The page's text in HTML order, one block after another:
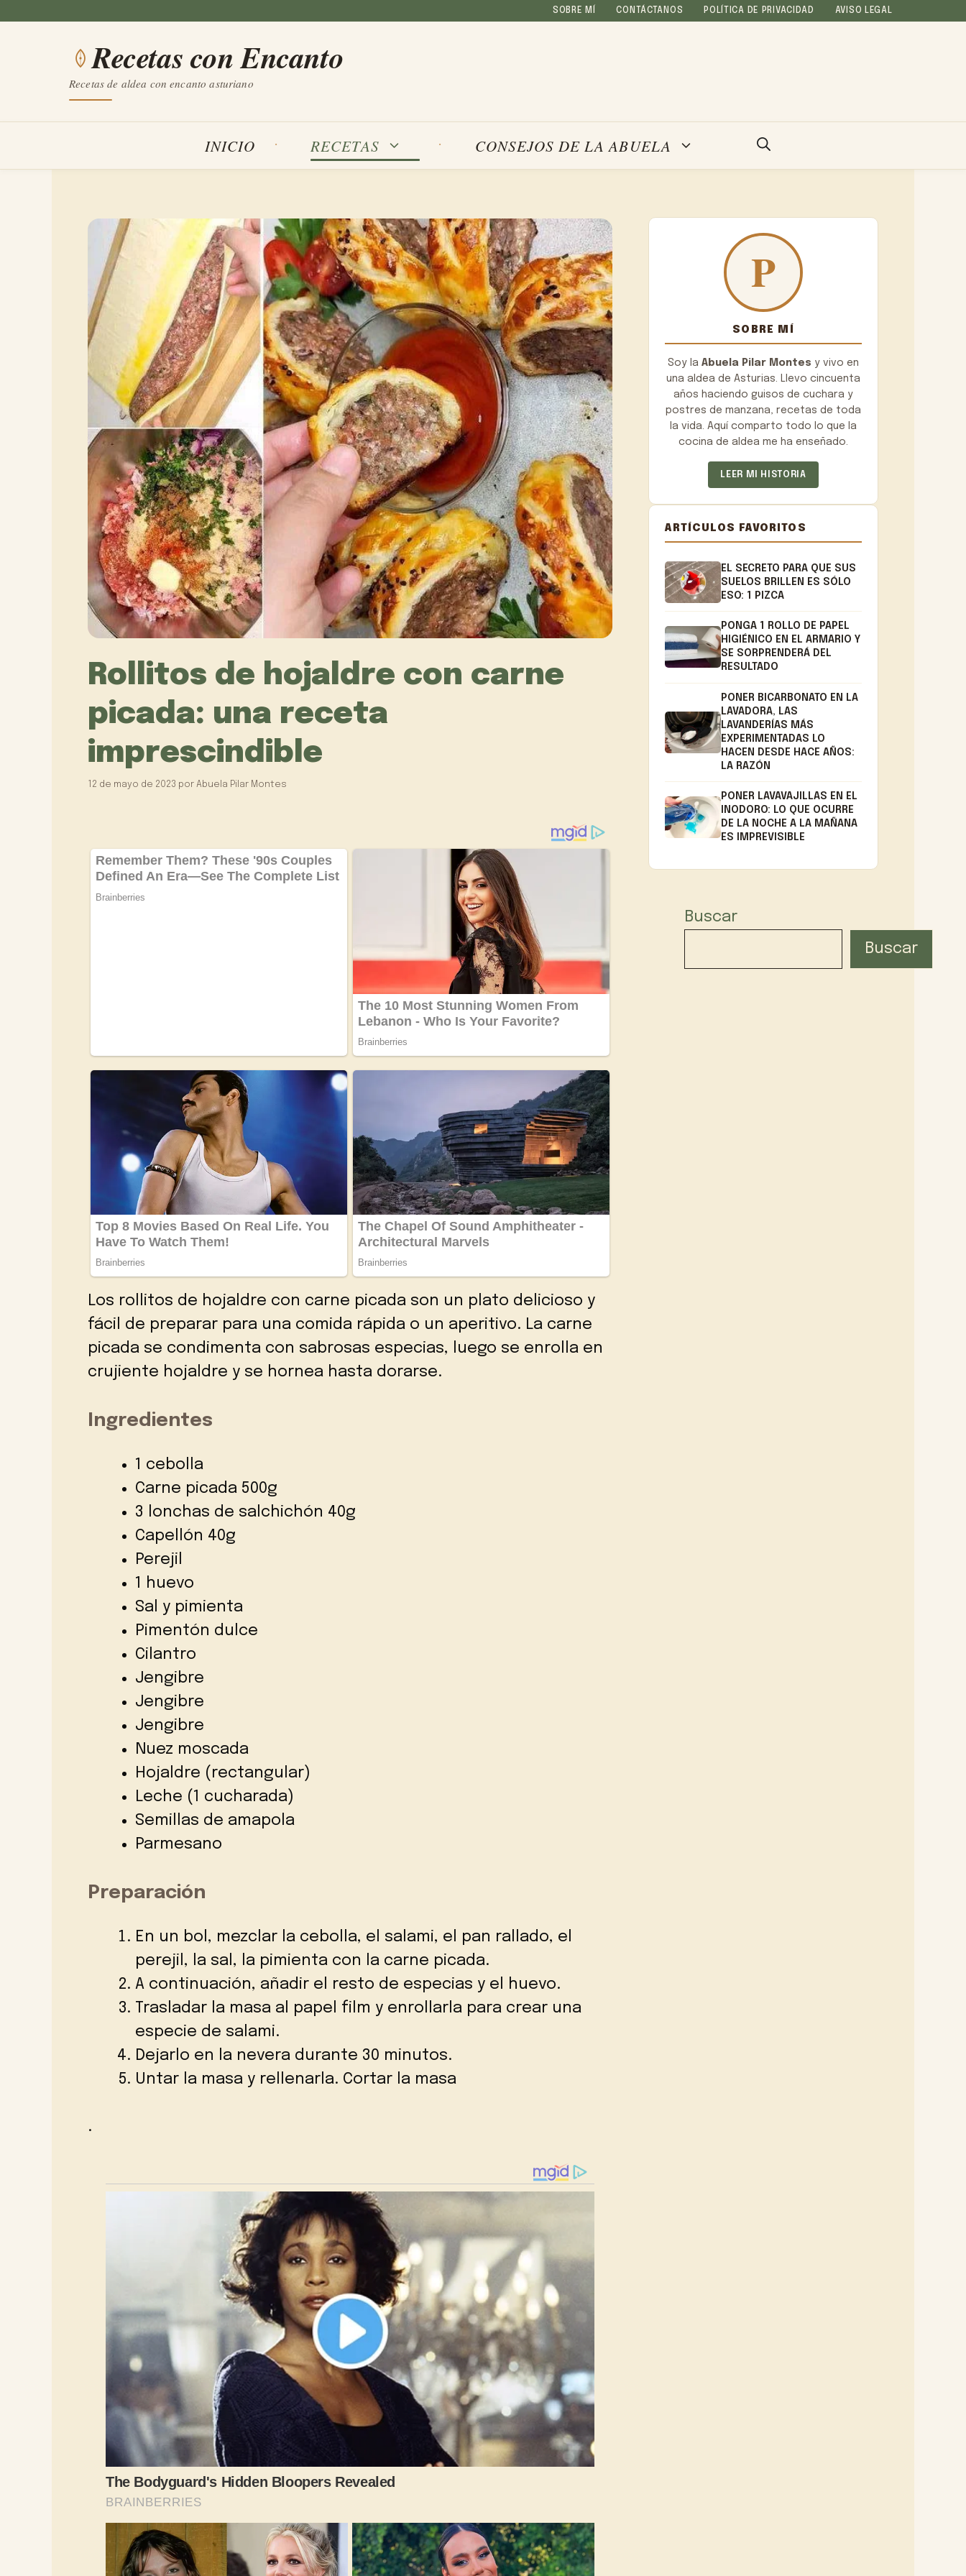
contenido
SOBRE MÍ CONTÁCTANOS POLÍTICA DE PRIVACIDAD AVISO LEGAL
Recetas con Encanto
Recetas de aldea con encanto asturiano
INICIO RECETAS CONSEJOS DE LA ABUELA
Rollitos de hojaldre con carne
picada: una receta
imprescindible
12 de mayo de 2023 por Abuela Pilar Montes
Los rollitos de hojaldre con carne picada son un plato delicioso y
fácil de preparar para una comida rápida o un aperitivo. La carne
picada se condimenta con sabrosas especias, luego se enrolla en
crujiente hojaldre y se hornea hasta dorarse.
Ingredientes
1 cebolla
Carne picada 500g
3 lonchas de salchichón 40g
Capellón 40g
Perejil
1 huevo
Sal y pimienta
Pimentón dulce
Cilantro
Jengibre
Jengibre
Jengibre
Nuez moscada
Hojaldre (rectangular)
Leche (1 cucharada)
Semillas de amapola
Parmesano
Preparación
En un bol, mezclar la cebolla, el salami, el pan rallado, el
perejil, la sal, la pimienta con la carne picada.
A continuación, añadir el resto de especias y el huevo.
Trasladar la masa al papel film y enrollarla para crear una
especie de salami.
Dejarlo en la nevera durante 30 minutos.
Untar la masa y rellenarla. Cortar la masa
.
SOBRE MÍ
Soy la Abuela Pilar Montes y vivo en
una aldea de Asturias. Llevo cincuenta
años haciendo guisos de cuchara y
postres de manzana, recetas de toda
la vida. Aquí comparto todo lo que la
cocina de aldea me ha enseñado.
LEER MI HISTORIA
ARTÍCULOS FAVORITOS
EL SECRETO PARA QUE SUS
SUELOS BRILLEN ES SÓLO
ESO: 1 PIZCA
PONGA 1 ROLLO DE PAPEL
HIGIÉNICO EN EL ARMARIO Y
SE SORPRENDERÁ DEL
RESULTADO
PONER BICARBONATO EN LA
LAVADORA, LAS
LAVANDERÍAS MÁS
EXPERIMENTADAS LO
HACEN DESDE HACE AÑOS:
LA RAZÓN
PONER LAVAVAJILLAS EN EL
INODORO: LO QUE OCURRE
DE LA NOCHE A LA MAÑANA
ES IMPREVISIBLE
Buscar
Buscar